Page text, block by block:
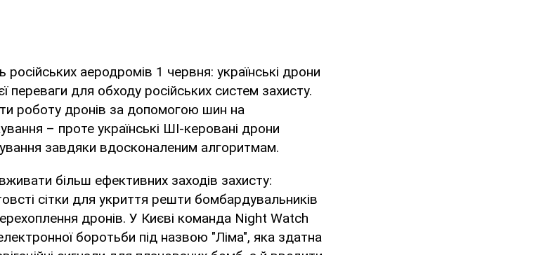
російських аеродромів 1 червня: українські дрони
переваги для обходу російських систем захисту.
роботу дронів за допомогою шин на
– проте українські ШІ-керовані дрони
завдяки вдосконаленим алгоритмам.
більш ефективних заходів захисту:
сітки для укриття решти бомбардувальників
дронів. У Києві команда Night Watch
боротьби під назвою "Ліма", яка здатна